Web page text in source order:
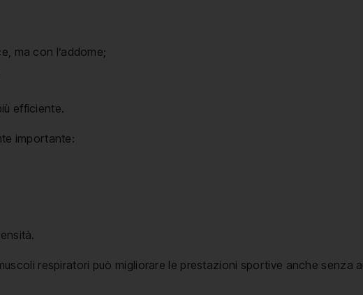
ma con l’addome;
efficiente.
importante:
respiratori può migliorare le prestazioni sportive anche senza